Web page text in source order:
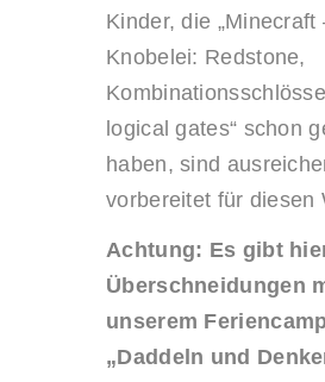
Kinder, die „Minecraft
Knobelei: Redstone,
logical gates“ schon
haben, sind
vorbereitet für diesen
Achtung: Es gibt
Überschneidungen
unserem
„Daddeln und